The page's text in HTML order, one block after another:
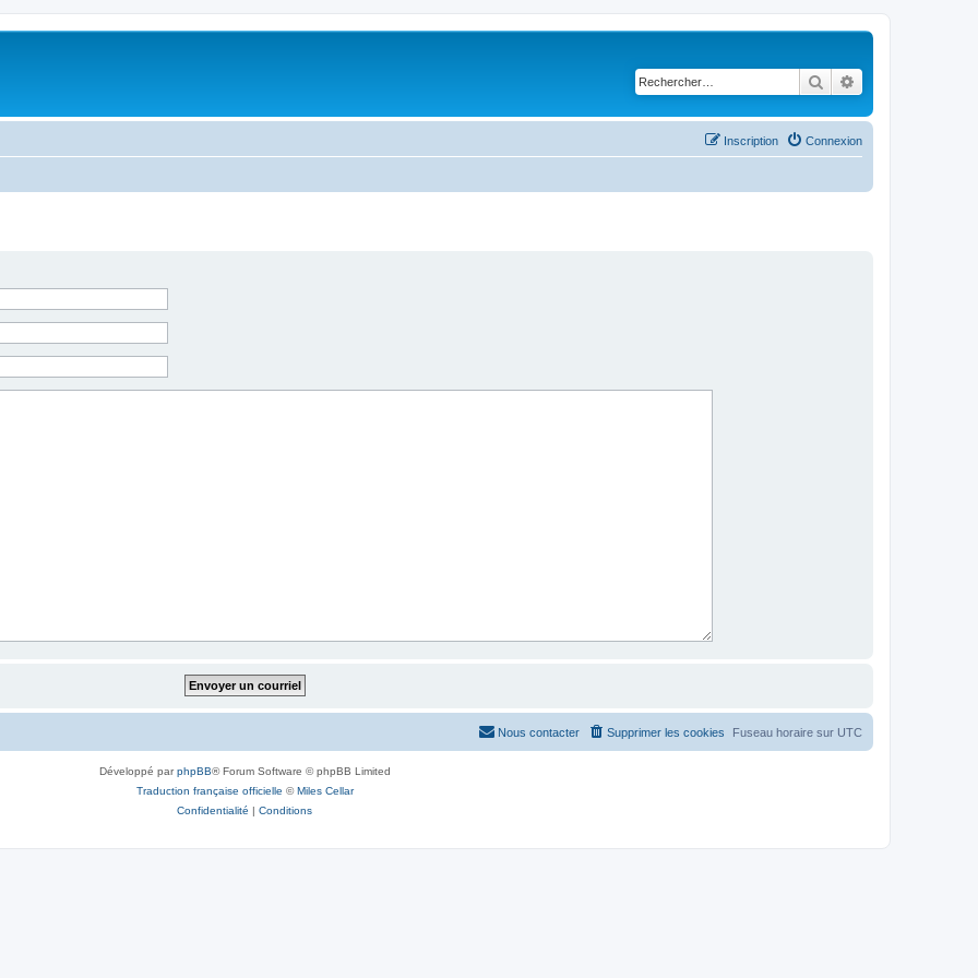
Rechercher
Connexion
Inscription
Fuseau horaire sur UTC
Supprimer les cookies
Nous contacter
Développé parphpBB® Forum Software © phpBB Limited
Traduction française officielle ©Miles Cellar
Confidentialité | Conditions